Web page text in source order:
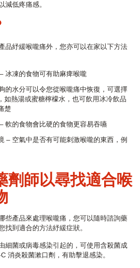
減低疼痛感。
品紓緩喉嚨痛外，您亦可以在家以下方法
冰凍的食物可有助麻痺喉嚨
的水分可以令您從喉嚨痛中恢復，可選擇
如熱湯或蜜糖檸檬水，也可飲用冰冷飲品
楚
軟的食物會比硬的食物更容易吞嚥
– 空氣中是否有可能刺激喉嚨的東西，例
劑師以尋找適合喉
些產品來處理喉嚨痛，您可以隨時諮詢藥
找到適合的方法紓緩症狀。
細菌或病毒感染引起的，可使用含殺菌成
消炎殺菌漱口劑，有助擊退感染。